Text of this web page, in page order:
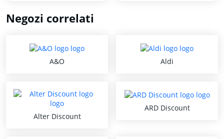
Negozi correlati
A&O Aldi
Alter Discount
ARD Discount